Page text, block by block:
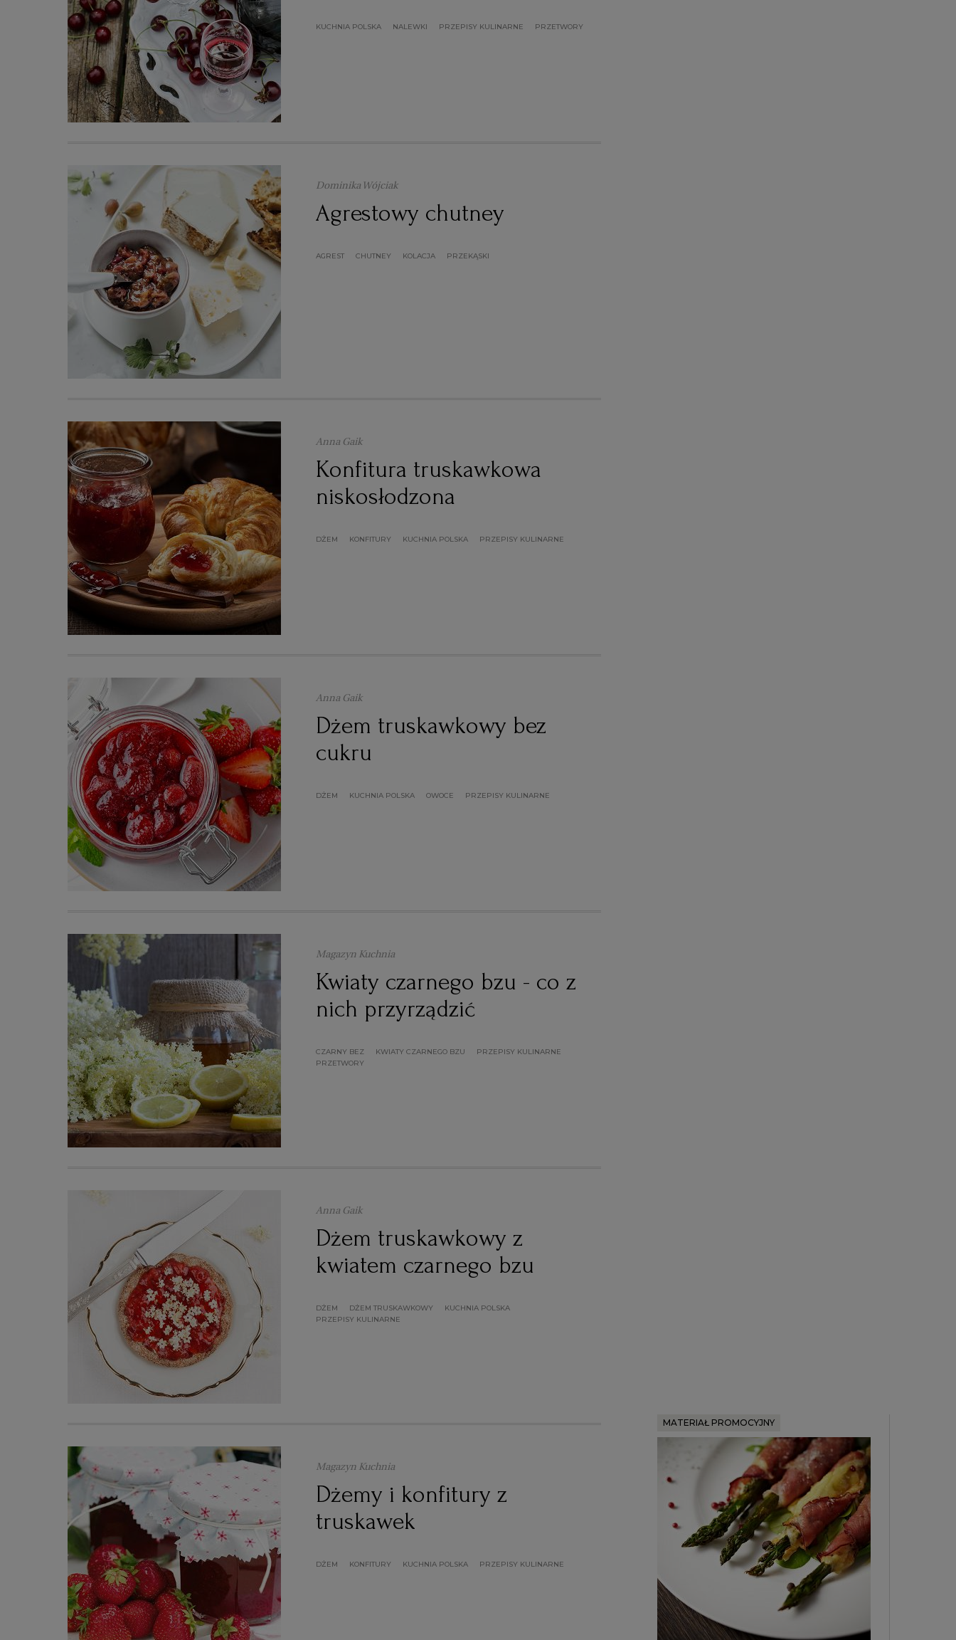
KUCHNIA POLSKA NALEWKI PRZEPISY KULINARNE PRZETWORY
Dominika Wójciak
Agrestowy chutney
AGREST CHUTNEY KOLACJA PRZEKĄSKI
Anna Gaik
Konfitura truskawkowa
niskosłodzona
DŻEM KONFITURY KUCHNIA POLSKA PRZEPISY KULINARNE
Anna Gaik
Dżem truskawkowy bez
cukru
DŻEM KUCHNIA POLSKA OWOCE PRZEPISY KULINARNE
Magazyn Kuchnia
Kwiaty czarnego bzu - co z
nich przyrządzić
CZARNY BEZ KWIATY CZARNEGO BZU
PRZEPISY KULINARNE
PRZETWORY
Anna Gaik
Dżem truskawkowy z
kwiatem czarnego bzu
DŻEM DŻEM TRUSKAWKOWY
KUCHNIA POLSKA
PRZEPISY KULINARNE
Magazyn Kuchnia
Dżemy i konfitury z
truskawek
DŻEM KONFITURY KUCHNIA POLSKA PRZEPISY KULINARNE
MATERIAŁ PROMOCYJNY